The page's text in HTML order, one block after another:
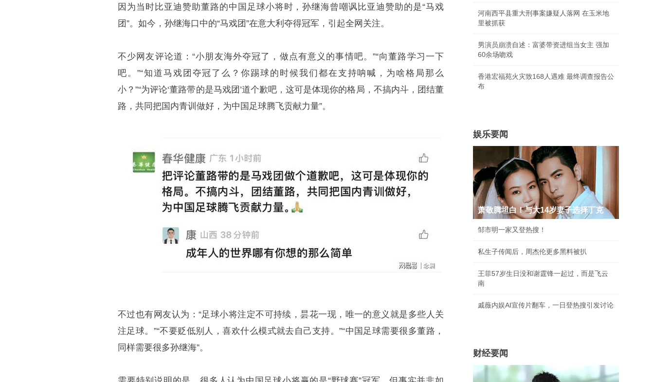
因为当时比亚迪赞助董路的中国 足球小将时，孙继海曾嘲讽比亚迪赞助的是“马戏
团”。如今，孙继海口中的“马戏团”在意大利夺得冠军，引起全网关注。
不少网友评论道：“小朋友海外夺冠了，做点有意义的事情吧。”“向董路学习一下
吧。”“知道马戏团夺冠了么？你踢球的时候我们都在支持呐喊，为啥格局那么
小？”“为评论‘董路带的是马戏团’道个歉吧，这可是体现你的格局，不搞内斗，团结董
路，共同把国内青训做好，为中国足球腾飞贡献力量”。
不过也有网友认为：“足球小将注定不可持续，昙花一现，唯一的意义就是多些人关
注足球。”“不要贬低别人，喜欢什么模式就去自己支持。”“中国足球需要很多董路，
同样需要很多孙继海”。
河南西平县重大刑事案嫌疑人落网 在玉米地
里被抓获
男演员崩溃自述：富婆带资进组当女主 强加
60余场吻戏
香港宏福苑火灾致168人遇难 最终调查报告公
布
娱乐要闻
萧敬腾坦白！与大14岁妻子选择丁克
邹市明一家又登热搜！
私生子传闻后，周杰伦更多黑料被扒
王菲57岁生日没和谢霆锋一起过，而是飞云
南
戚薇内娱AI宣传片翻车，一日登热搜引发讨论
财经要闻